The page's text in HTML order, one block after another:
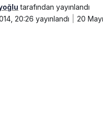
tarafından yayınlandı
20:26 yayınlandı 20